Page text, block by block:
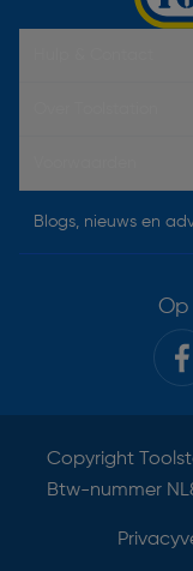
Blogs, nieuws en
Op
Copyright
Btw-nummer